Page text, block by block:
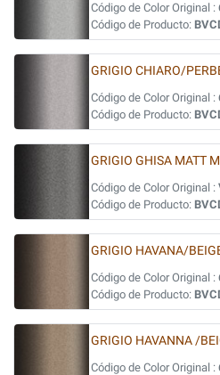
Código de Color Original :
Código de Producto:
GRIGIO CHIARO/
Código de Color Original :
Código de Producto:
GRIGIO GHISA MATT
Código de Color Original :
Código de Producto:
GRIGIO HAVANA/
Código de Color Original :
Código de Producto:
GRIGIO HAVANNA /
Código de Color Original :